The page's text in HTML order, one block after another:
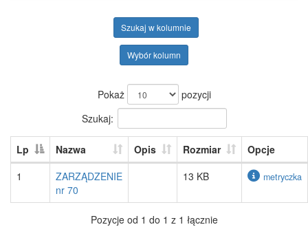
Szukaj w kolumnie
Wybór kolumn
Pokaż
pozycji
Szukaj:
Lp Nazwa Opis Rozmiar
Opcje
1
ZARZĄDZENIE
nr 70
13 KB metryczka
Pozycje od 1 do 1 z 1 łącznie